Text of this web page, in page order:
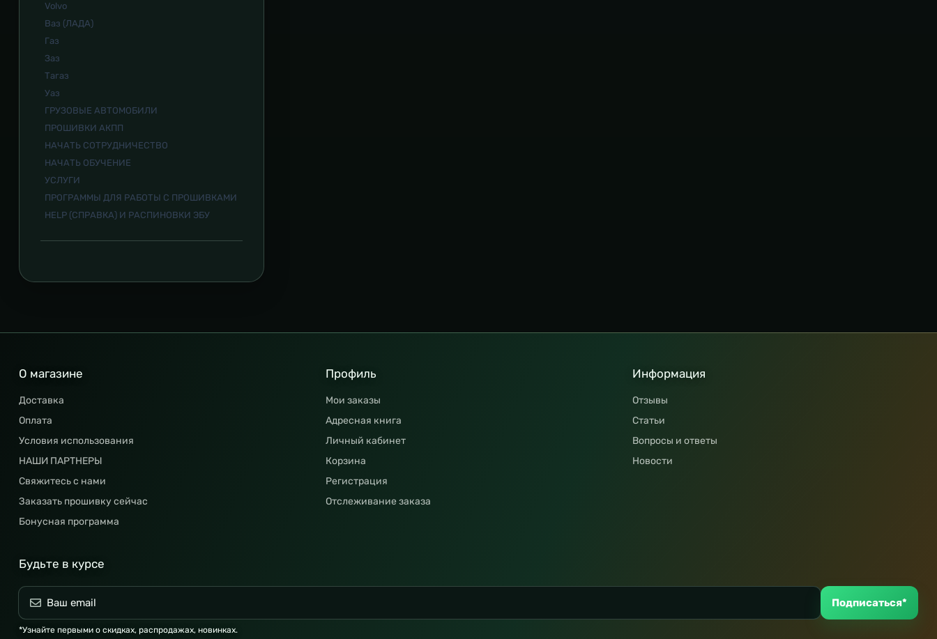
Volvo
Ваз (ЛАДА)
Газ
Заз
Тагаз
Уаз
ГРУЗОВЫЕ АВТОМОБИЛИ
ПРОШИВКИ АКПП
НАЧАТЬ СОТРУДНИЧЕСТВО
НАЧАТЬ ОБУЧЕНИЕ
УСЛУГИ
ПРОГРАММЫ ДЛЯ РАБОТЫ С ПРОШИВКАМИ
HELP (СПРАВКА) И РАСПИНОВКИ ЭБУ
О магазине
Доставка
Оплата
Условия использования
НАШИ ПАРТНЕРЫ
Свяжитесь с нами
Заказать прошивку сейчас
Бонусная программа
Профиль
Мои заказы
Адресная книга
Личный кабинет
Корзина
Регистрация
Отслеживание заказа
Информация
Отзывы
Статьи
Вопросы и ответы
Новости
Будьте в курсе
Подписаться*
*Узнайте первыми о скидках, распродажах, новинках.